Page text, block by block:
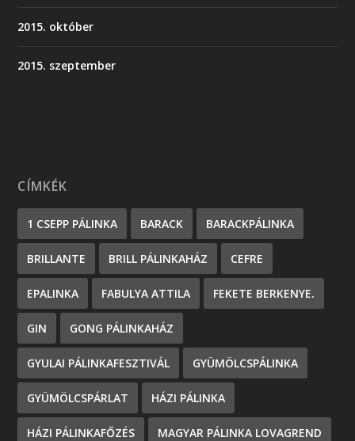
2015. október
2015. szeptember
CÍMKÉK
1 CSEPP PÁLINKA BARACK BARACKPÁLINKA
BRILLANTE BRILL PÁLINKAHÁZ CEFRE
EPALINKA FABULYA ATTILA FEKETE BERKENYE.
GIN GONG PÁLINKAHÁZ
GYULAI PÁLINKAFESZTIVÁL GYÜMÖLCSPÁLINKA
GYÜMÖLCSPÁRLAT HÁZI PÁLINKA
HÁZI PÁLINKAFŐZÉS MAGYAR PÁLINKA LOVAGREND